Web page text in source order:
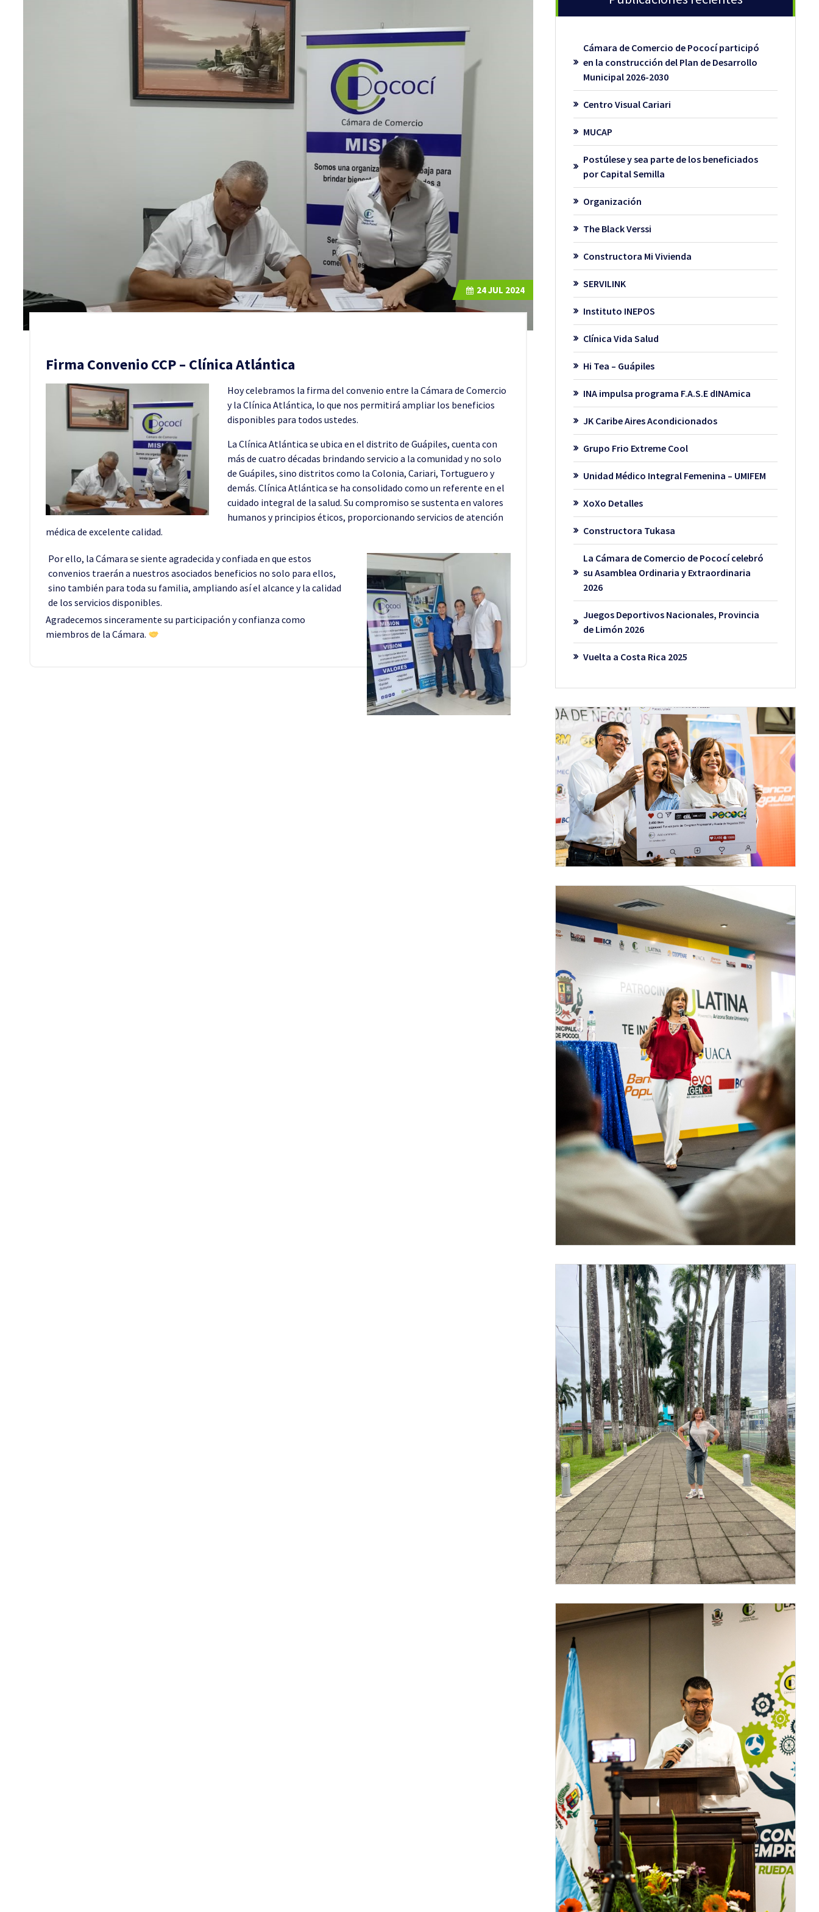
Firma Convenio CCP – Clínica Atlántica
24JUL 2024
Hoy celebramos la firma del convenio entre la Cámara de Comercio
y la Clínica Atlántica, lo que nos permitirá ampliar los beneficios
disponibles para todos ustedes.
La Clínica Atlántica se ubica en el distrito de Guápiles, cuenta con
más de cuatro décadas brindando servicio a la comunidad y no solo
de Guápiles, sino distritos como la Colonia, Cariari, Tortuguero y
demás. Clínica Atlántica se ha consolidado como un referente en el
cuidado integral de la salud. Su compromiso se sustenta en valores
humanos y principios éticos, proporcionando servicios de atención
médica de excelente calidad.
Por ello, la Cámara se siente agradecida y confiada en que estos
convenios traerán a nuestros asociados beneficios no solo para ellos,
sino también para toda su familia, ampliando así el alcance y la calidad
de los servicios disponibles.
Agradecemos sinceramente su participación y confianza como
miembros de la Cámara.
Cámara de Comercio de Pococí participó
en la construcción del Plan de Desarrollo
Municipal 2026-2030
Centro Visual Cariari
MUCAP
Postúlese y sea parte de los beneficiados
por Capital Semilla
Organización
The Black Verssi
Constructora Mi Vivienda
SERVILINK
Instituto INEPOS
Clínica Vida Salud
Hi Tea – Guápiles
INA impulsa programa F.A.S.E dINAmica
JK Caribe Aires Acondicionados
Grupo Frio Extreme Cool
Unidad Médico Integral Femenina – UMIFEM
XoXo Detalles
Constructora Tukasa
La Cámara de Comercio de Pococí celebró
su Asamblea Ordinaria y Extraordinaria
2026
Juegos Deportivos Nacionales, Provincia
de Limón 2026
Vuelta a Costa Rica 2025